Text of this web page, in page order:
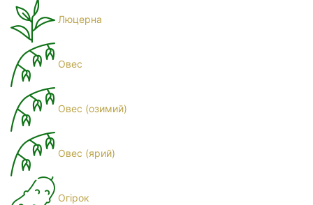
Люцерна
Овес
Овес (озимий)
Овес (ярий)
Огірок